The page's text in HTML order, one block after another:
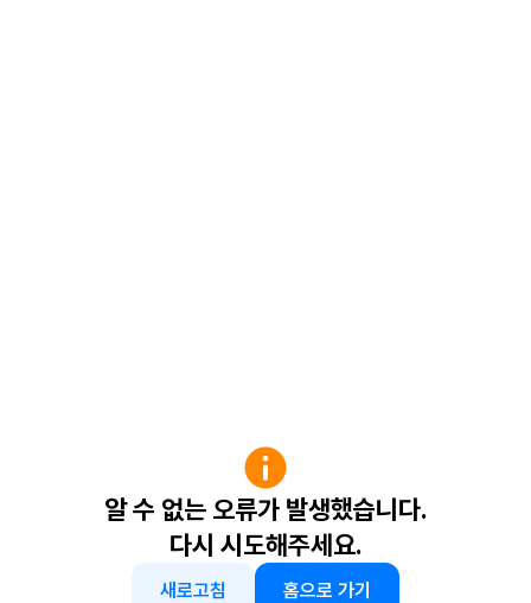
알 수 없는 오류가 발생했습니다.
다시 시도해주세요.
새로고침 홈으로 가기